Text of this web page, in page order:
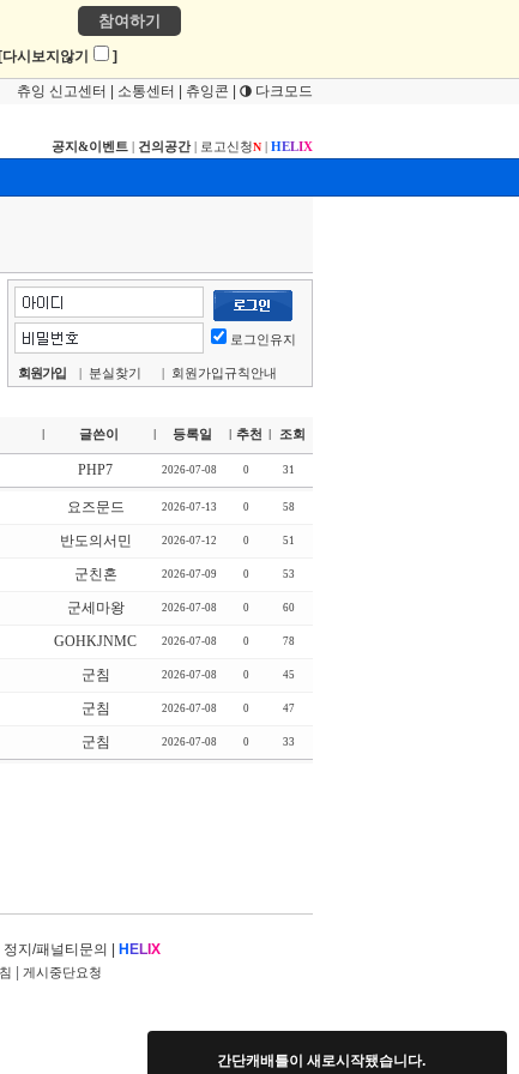
참여하기
[다시보지않기 ]
츄잉 신고센터 소통센터 츄잉콘 다크모드
공지&이벤트 | 건의공간| 로고신청N | HELIX
로그인유지
회원가입 | 분실찾기 | 회원가입규칙안내
글쓴이 등록일 추천 조회
PHP7 2026-07-08 0 31
요즈문드 2026-07-13 0 58
반도의서민 2026-07-12 0 51
군친혼 2026-07-09 0 53
군세마왕 2026-07-08 0 60
GOHKJNMC 2026-07-08 0 78
군침 2026-07-08 0 45
군침 2026-07-08 0 47
군침 2026-07-08 0 33
정지/패널티문의 H EL X
게시중단요청
간단캐배틀이 새로시작됐습니다.